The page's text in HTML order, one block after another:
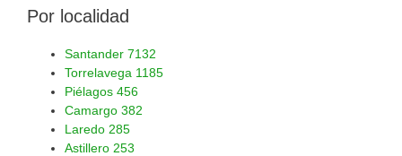
Por localidad
Santander 7132
Torrelavega 1185
Piélagos 456
Camargo 382
Laredo 285
Astillero 253